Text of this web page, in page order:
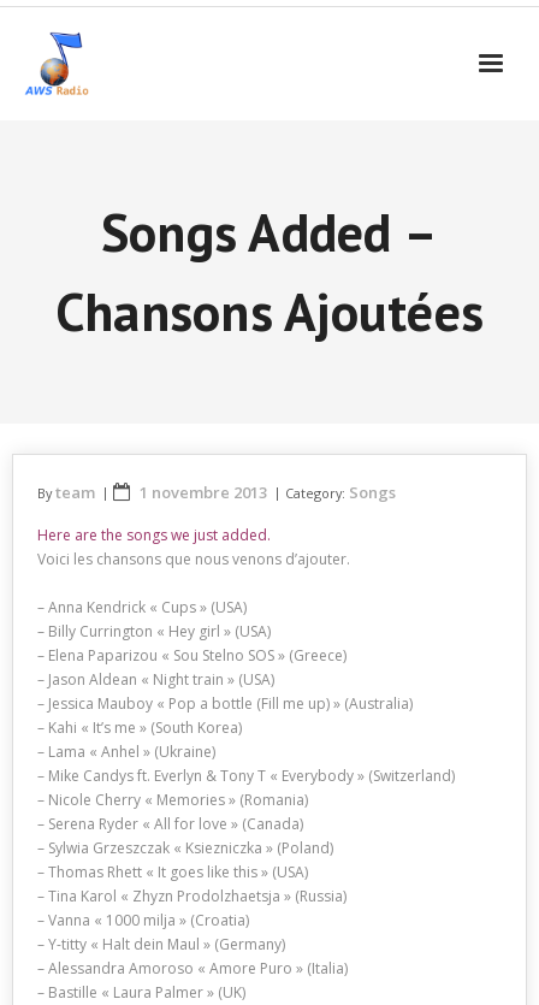
Songs Added –
Chansons Ajoutées
Byteam 1 novembre 2013 Category: Songs
Here are the songs we just added.
Voici les chansons que nous venons d’ajouter.
– Anna Kendrick « Cups » (USA)
– Billy Currington « Hey girl » (USA)
– Elena Paparizou « Sou Stelno SOS » (Greece)
– Jason Aldean « Night train » (USA)
– Jessica Mauboy « Pop a bottle (Fill me up) » (Australia)
– Kahi « It’s me » (South Korea)
– Lama « Anhel » (Ukraine)
– Mike Candys ft. Everlyn & Tony T « Everybody » (Switzerland)
– Nicole Cherry « Memories » (Romania)
– Serena Ryder « All for love » (Canada)
– Sylwia Grzeszczak « Ksiezniczka » (Poland)
– Thomas Rhett « It goes like this » (USA)
– Tina Karol « Zhyzn Prodolzhaetsja » (Russia)
– Vanna « 1000 milja » (Croatia)
– Y-titty « Halt dein Maul » (Germany)
– Alessandra Amoroso « Amore Puro » (Italia)
– Bastille « Laura Palmer » (UK)